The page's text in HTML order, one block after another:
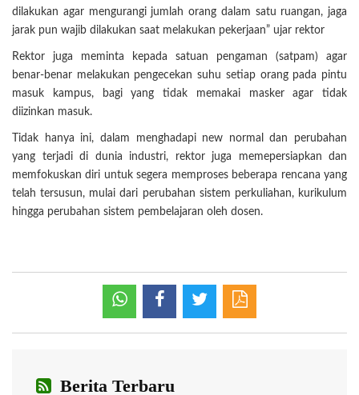
dilakukan agar mengurangi jumlah orang dalam satu ruangan, jaga
jarak pun wajib dilakukan saat melakukan pekerjaan” ujar rektor
Rektor juga meminta kepada satuan pengaman (satpam) agar
benar-benar melakukan pengecekan suhu setiap orang pada pintu
masuk kampus, bagi yang tidak memakai masker agar tidak
diizinkan masuk.
Tidak hanya ini, dalam menghadapi new normal dan perubahan
yang terjadi di dunia industri, rektor juga memepersiapkan dan
memfokuskan diri untuk segera memproses beberapa rencana yang
telah tersusun, mulai dari perubahan sistem perkuliahan, kurikulum
hingga perubahan sistem pembelajaran oleh dosen.
Berita Terbaru